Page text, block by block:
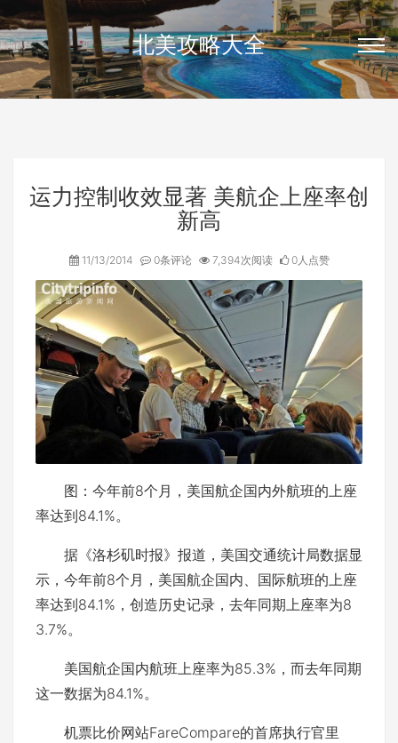
北美攻略大全
运力控制收效显著 美航企上座率创
新高
11/13/2014 0条评论 7,394次阅读 0人点赞
图：今年前8个月，美国航企国内外航班的上座
率达到84.1%。
据《洛杉矶时报》报道，美国交通统计局数据显
示，今年前8个月，美国航企国内、国际航班的上座
率达到84.1%，创造历史记录，去年同期上座率为8
3.7%。
美国航企国内航班上座率为85.3%，而去年同期
这一数据为84.1%。
机票比价网站FareCompare的首席执行官里